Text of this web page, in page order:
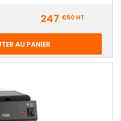
247 €50HT
AU PANIER